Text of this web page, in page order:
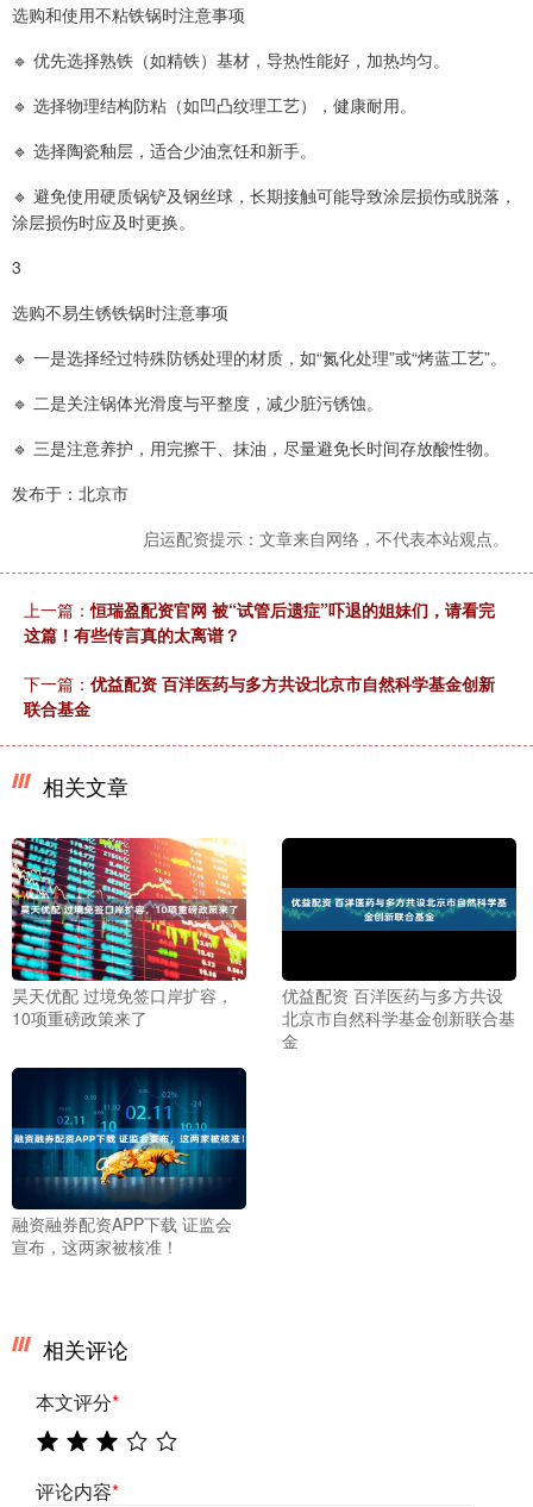
选购和使用不粘铁锅时注意事项
🔹 优先选择熟铁（如精铁）基材，导热性能好，加热均匀。
🔹 选择物理结构防粘（如凹凸纹理工艺），健康耐用。
🔹 选择陶瓷釉层，适合少油烹饪和新手。
🔹 避免使用硬质锅铲及钢丝球，长期接触可能导致涂层损伤或脱落，
涂层损伤时应及时更换。
3
选购不易生锈铁锅时注意事项
🔹 一是选择经过特殊防锈处理的材质，如“氮化处理”或“烤蓝工艺”。
🔹 二是关注锅体光滑度与平整度，减少脏污锈蚀。
🔹 三是注意养护，用完擦干、抹油，尽量避免长时间存放酸性物。
发布于：北京市
启运配资提示：文章来自网络，不代表本站观点。
上一篇：恒瑞盈配资官网 被“试管后遗症”吓退的姐妹们，请看完
这篇！有些传言真的太离谱？
下一篇： 优益配资 百洋医药与多方共设北京市自然科学基金创新
联合基金
相关文章
昊天优配 过境免签口岸扩容，
10项重磅政策来了
优益配资 百洋医药与多方共设
北京市自然科学基金创新联合基
金
融资融券配资APP下载 证监会
宣布，这两家被核准！
相关评论
本文评分*
评论内容*